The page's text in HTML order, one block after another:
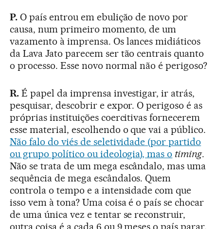
P. O país entrou em ebulição de novo por
causa, num primeiro momento, de um
vazamento à imprensa. Os lances midiáticos
da Lava Jato parecem ser tão centrais quanto
o processo. Esse novo normal não é perigoso?
R.É papel da imprensa investigar, ir atrás,
pesquisar, descobrir e expor. O perigoso é as
próprias instituições coercitivas fornecerem
esse material, escolhendo o que vai a público.
Não falo do viés de seletividade (por partido
ou grupo político ou ideologia), mas o timing.
Não se trata de um mega escândalo, mas uma
sequência de mega escândalos. Quem
controla o tempo e a intensidade com que
isso vem à tona? Uma coisa é o país se chocar
de uma única vez e tentar se reconstruir,
outra coisa é a cada 6 ou 9 meses o país parar.